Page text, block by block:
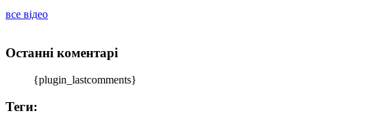
все відео
Останні коментарі
{plugin_lastcomments}
Теги: